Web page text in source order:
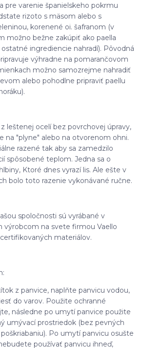
pre varenie španielskeho pokrmu
rizoto s mäsom alebo s
korenené oi. šafranom (v
možno bežne zakúpiť ako paella
ingrediencie nahradí). Pôvodná
výhradne na pomarančovom
možno samozrejme nahradiť
alebo pohodlne pripraviť paellu
leštenej ocelí bez povrchovej úpravy,
na "plyne" alebo na otvorenom ohni.
razené tak aby sa zamedzilo
spôsobené teplom. Jedna sa o
Ktoré dnes vyrazí lis. Ale ešte v
bolo toto razenie vykonávané ručne.
spoločnosti sú vyrábané v
výrobcom na svete firmou Vaello
materiálov.
z panvice, naplňte panvicu vodou,
do varov. Použite ochranné
následne po umytí panvice použite
umývací prostriedok (bez pevných
Po umytí panvicu osušte
používať panvicu ihneď,